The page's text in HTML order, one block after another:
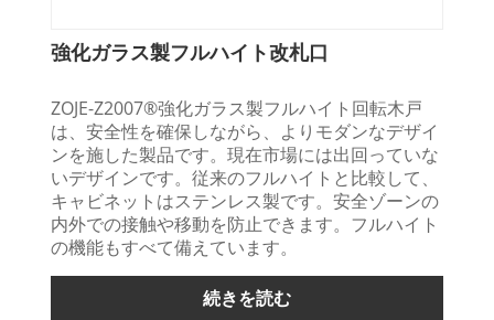
強化ガラス製フルハイト改札口
ZOJE-Z2007®強化ガラス製フルハイト回転木戸
は、安全性を確保しながら、よりモダンなデザイ
ンを施した製品です。現在市場には出回っていな
いデザインです。従来のフルハイトと比較して、
キャビネットはステンレス製です。安全ゾーンの
内外での接触や移動を防止できます。フルハイト
の機能もすべて備えています。
続きを読む